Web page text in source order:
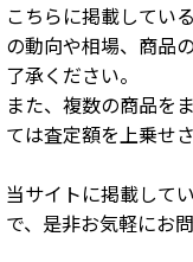
こちらに掲載してい
の動向や相場、商品
了承ください。
また、複数の商品を
ては査定額を上乗せ
当サイトに掲載して
で、是非お気軽にお